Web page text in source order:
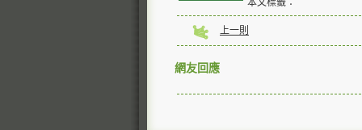
本文標籤：
上一則
網友回應